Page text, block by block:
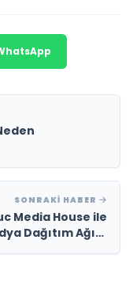
SONRAKI HABER
Media House ile
Dağıtım Ağını